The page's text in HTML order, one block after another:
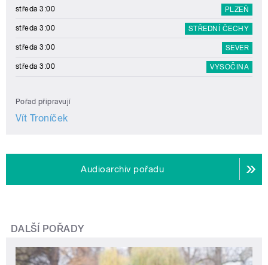
středa 3:00 PLZEŇ
středa 3:00 STŘEDNÍ ČECHY
středa 3:00 SEVER
středa 3:00 VYSOČINA
Pořad připravují
Vít Troníček
Audioarchiv pořadu
DALŠÍ POŘADY